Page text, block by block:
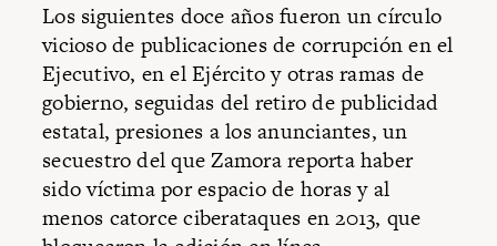
Los siguientes doce años fueron un círculo
vicioso de publicaciones de corrupción en el
Ejecutivo, en el Ejército y otras ramas de
gobierno, seguidas del retiro de publicidad
estatal, presiones a los anunciantes, un
secuestro del que Zamora reporta haber
sido víctima por espacio de horas y al
menos catorce ciberataques en 2013, que